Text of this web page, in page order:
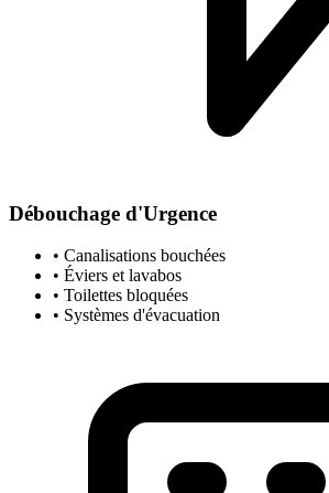
Débouchage d'Urgence
• Canalisations bouchées
• Éviers et lavabos
• Toilettes bloquées
• Systèmes d'évacuation